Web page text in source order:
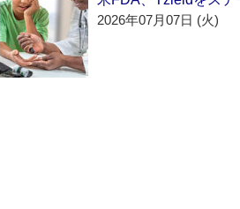
2026年07月07日 (火)